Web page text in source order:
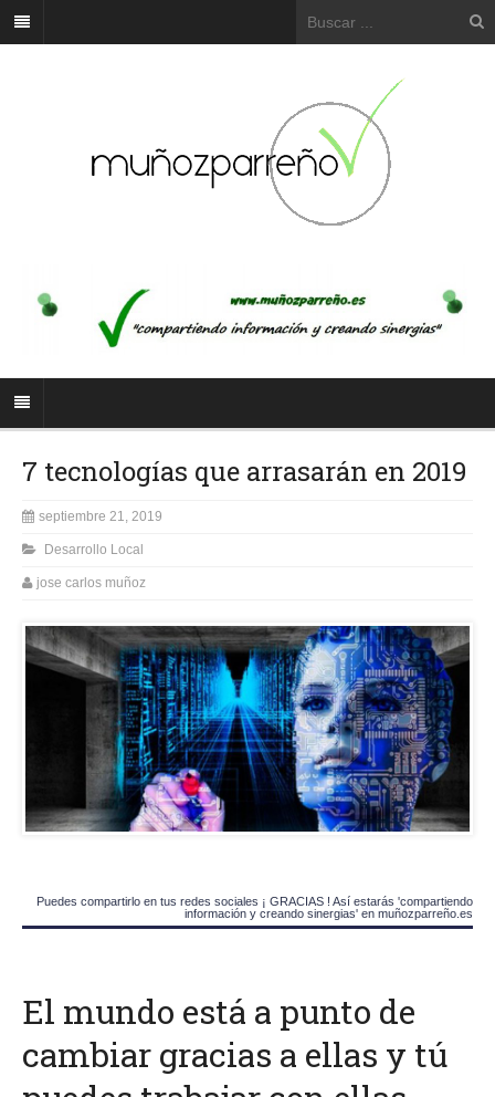
7 tecnologías que arrasarán en 2019
septiembre 21, 2019
Desarrollo Local
jose carlos muñoz
Puedes compartirlo en tus redes sociales ¡ GRACIAS ! Así estarás 'compartiendo
información y creando sinergias' en muñozparreño.es
El mundo está a punto de
cambiar gracias a ellas y tú